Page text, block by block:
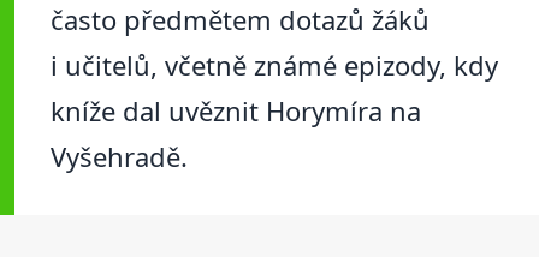
často předmětem dotazů žáků
i učitelů, včetně známé epizody, kdy
kníže dal uvěznit Horymíra na
Vyšehradě.